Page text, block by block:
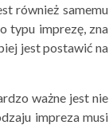
również samemu
typu imprezę, zna
jest postawić na
ważne jest nie
impreza musi